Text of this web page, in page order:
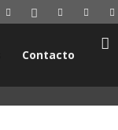
Contacto